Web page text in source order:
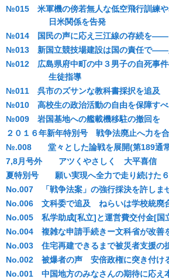
№015 米軍機の傍若無人な低空飛行訓練
日米関係を告発
№014 国民の声に応え三江線の存続を――
№013 新国立競技場建設は国の責任で――
№012 広島県府中町の中３男子の自死事
生徒指導
№011 呉市のズサンな教科書採択を追及
№010 高校生の政治活動の自由を保障す
№009 岩国基地への艦載機移駐の撤回を
２０１６年新年特別号 戦争法廃止へ力を
№.008 堂々とした論戦を展開(第189通
7,8月号外 アツくやさしく 大平喜信
夏特別号 願い実現へ全力で走り続けた
No.007 「戦争法案」の強行採決を許しま
No.006 文科委で追及 ねらいは学校統廃
No.005 私学助成[私立]と運営費交付金[国
No.004 複雑な申請手続きー文科省が改善
No.003 住宅再建できるまで被災者支援の
No.002 被爆者の声 安倍政権に突き付け
No.001 中国地方のみなさんの期待に応え